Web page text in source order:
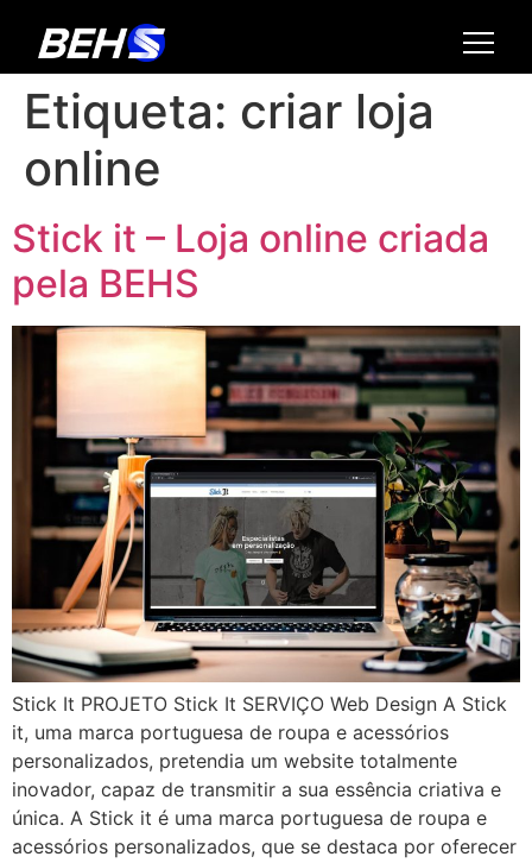
Etiqueta: criar loja
online
Stick it – Loja online criada
pela BEHS
Stick It PROJETO Stick It SERVIÇO Web Design A Stick
it, uma marca portuguesa de roupa e acessórios
personalizados, pretendia um website totalmente
inovador, capaz de transmitir a sua essência criativa e
única. A Stick it é uma marca portuguesa de roupa e
acessórios personalizados, que se destaca por oferecer